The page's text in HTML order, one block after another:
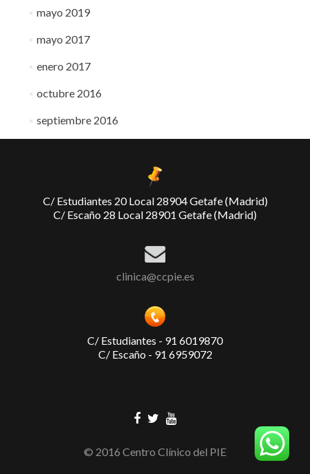
mayo 2019
mayo 2017
enero 2017
octubre 2016
septiembre 2016
C/ Estudiantes 20 Local 28904 Getafe (Madrid)
C/ Escaño 28 Local 28901 Getafe (Madrid)
clinica@ccpie.es
C/ Estudiantes - 91 6019870
C/ Escaño - 91 6959072
© 2016 Centro Clínico del PIE